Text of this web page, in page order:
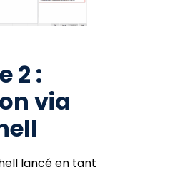
2 :
via
lancé en tant